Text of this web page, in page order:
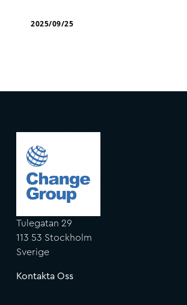
2025/09/25
Tulegatan 29
113 53 Stockholm
Sverige
Kontakta Oss